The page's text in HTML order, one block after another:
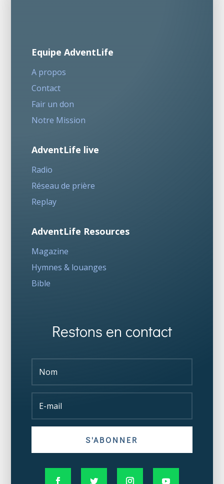
Equipe AdventLife
A propos
Contact
Fair un don
Notre Mission
AdventLife live
Radio
Réseau de prière
Replay
AdventLife Resources
Magazine
Hymnes & louanges
Bible
Restons en contact
S'ABONNER